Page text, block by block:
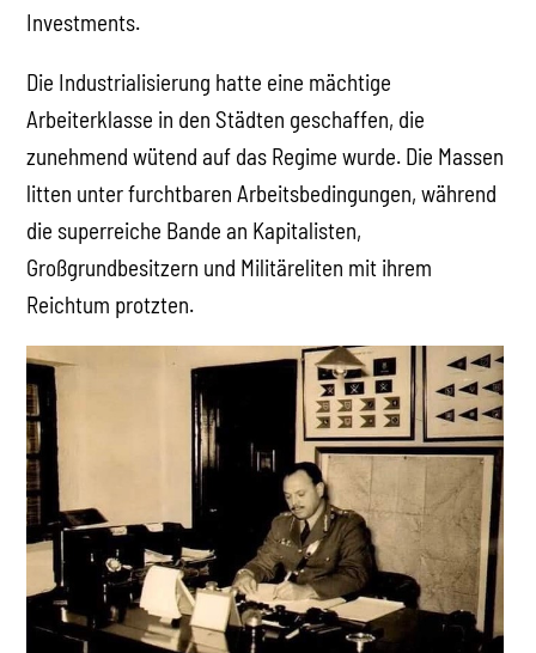
Investments.
Die Industrialisierung hatte eine mächtige
Arbeiterklasse in den Städten geschaffen, die
zunehmend wütend auf das Regime wurde. Die Massen
litten unter furchtbaren Arbeitsbedingungen, während
die superreiche Bande an Kapitalisten,
Großgrundbesitzern und Militäreliten mit ihrem
Reichtum protzten.